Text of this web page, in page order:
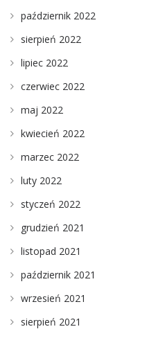
październik 2022
sierpień 2022
lipiec 2022
czerwiec 2022
maj 2022
kwiecień 2022
marzec 2022
luty 2022
styczeń 2022
grudzień 2021
listopad 2021
październik 2021
wrzesień 2021
sierpień 2021